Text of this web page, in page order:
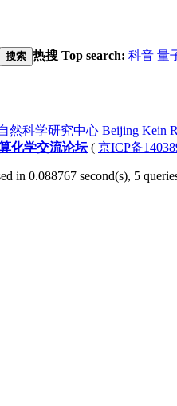
搜索 热搜 Top search: 科音 量
然科学研究中心 Beijing Kein
化学交流论坛( 京ICP备
in 0.088767 second(s), 5